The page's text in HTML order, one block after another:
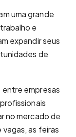
uma grande
e
expandir seus
de
empresas
no mercado de
as feiras